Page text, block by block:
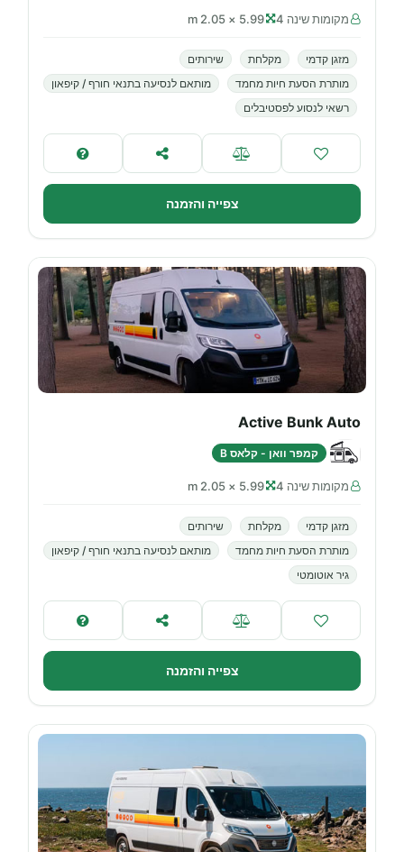
מקומות שינה 4 5.99 × 2.05 m
מזגן קדמי מקלחת
שירותים
מותרת הסעת חיות מחמד
מותאם לנסיעה בתנאי חורף / קיפאון
רשאי לנסוע לפסטיבלים
צפייה והזמנה
Active Bunk Auto
קמפר וואן - קלאס B
מקומות שינה 4 5.99 × 2.05 m
מזגן קדמי מקלחת
שירותים
מותרת הסעת חיות מחמד
מותאם לנסיעה בתנאי חורף / קיפאון
גיר אוטומטי
צפייה והזמנה